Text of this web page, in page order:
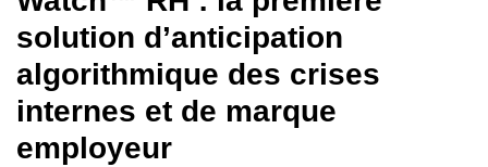
solution d’anticipation
algorithmique des crises
internes et de marque
employeur